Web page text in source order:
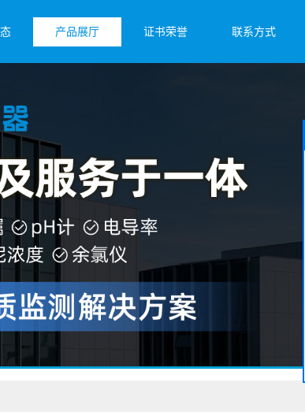
产品展厅 证书荣誉 联系方式